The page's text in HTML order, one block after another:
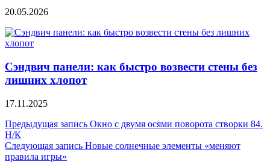
20.05.2026
Сэндвич панели: как быстро возвести стены без
лишних хлопот
17.11.2025
Навигация
по
записям
Предыдущая запись Окно с двумя осями поворота створки 84.
Н/К
Следующая запись Новые солнечные элементы «меняют
правила игры»